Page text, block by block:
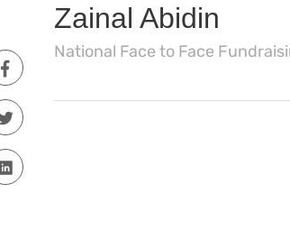
Zainal Abidin
National Face to Face